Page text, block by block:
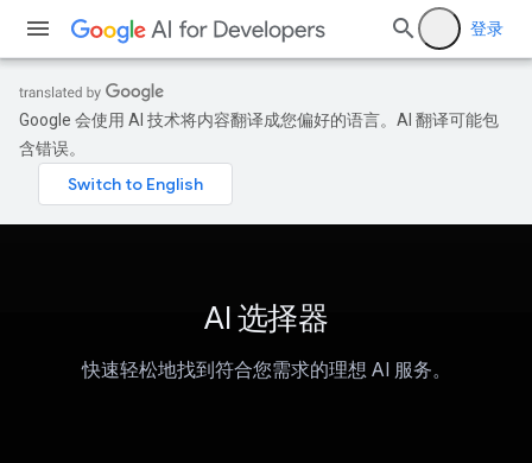
登录
Google 会使用 AI 技术将内容翻译成您偏好的语言。AI 翻译可能包
含错误。
AI 选择器
快速轻松地找到符合您需求的理想 AI 服务。